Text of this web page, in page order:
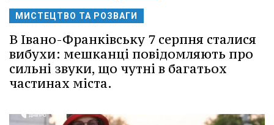
МИСТЕЦТВО ТА РОЗВАГИ
В Івано-Франківську 7 серпня сталися
вибухи: мешканці повідомляють про
сильні звуки, що чутні в багатьох
частинах міста.